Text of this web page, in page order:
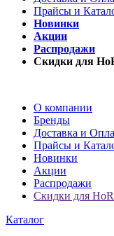
Прайсы и
Новинки
Акции
Распродажи
Скидки для
О компании
Бренды
Доставка и
Прайсы и
Новинки
Акции
Распродажи
Скидки для
Каталог